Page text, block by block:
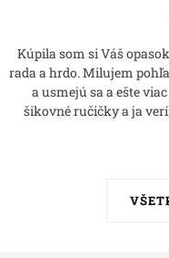
Kúpila som si Váš
rada a hrdo. Milujem
a usmejú sa a ešte
šikovné ručičky a ja